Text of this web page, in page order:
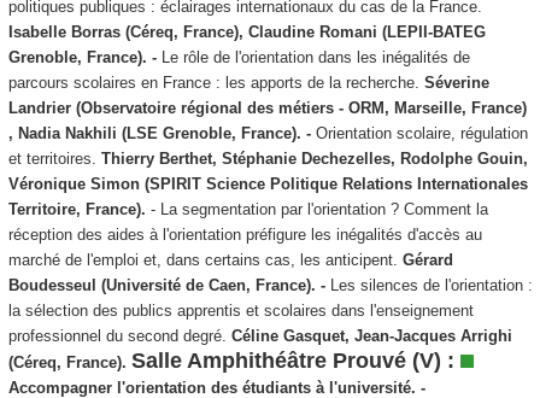
politiques publiques : éclairages internationaux du cas de la France.
Isabelle Borras (Céreq, France), Claudine Romani (LEPII-BATEG
Grenoble, France). -
Le rôle de l'orientation dans les inégalités de
parcours scolaires en France : les apports de la recherche. Séverine
Landrier (Observatoire régional des métiers - ORM, Marseille, France)
, Nadia Nakhili (LSE Grenoble, France). -Orientation scolaire, régulation
et territoires. Thierry Berthet, Stéphanie Dechezelles, Rodolphe Gouin,
Véronique Simon (SPIRIT Science Politique Relations Internationales
Territoire, France). - La segmentation par l'orientation ? Comment la
réception des aides à l'orientation préfigure les inégalités d'accès au
marché de l'emploi et, dans certains cas, les anticipent. Gérard
Boudesseul (Université de Caen, France). -
Les silences de l'orientation :
la sélection des publics apprentis et scolaires dans l'enseignement
professionnel du second degré. Céline Gasquet, Jean-Jacques Arrighi
(Céreq, France). Salle Amphithéâtre Prouvé (V) :
Accompagner l'orientation des étudiants à l'université. -